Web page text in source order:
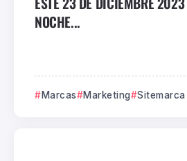
NOCHE...
Marcas Marketing Sitemarca